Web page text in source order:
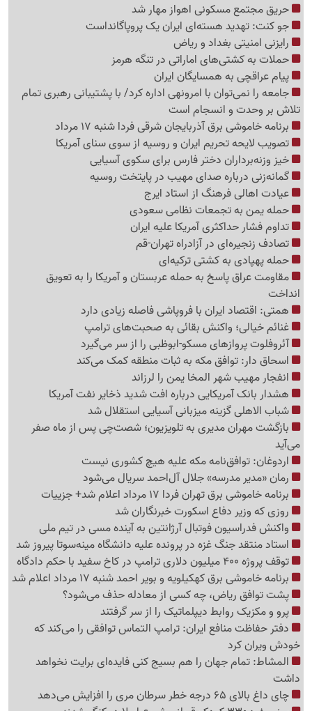
حریق مجتمع مسکونی اهواز مهار شد
جو کنت: تهدید هسته‌ای ایران یک پروپاگانداست
رایزنی امنیتی بغداد و ریاض
حملات به کشتی‌های اماراتی در تنگه هرمز
پیام عراقچی به همسایگان ایران
جامعه را نمی‌توان با امرونهی اداره کرد/ با پشتیبانی رهبری تمام
تلاش بر وحدت و انسجام است
برنامه خاموشی برق آذربایجان شرقی فردا شنبه 17 مرداد
تصویب لایحه تحریم ایران و روسیه از سوی سنای آمریکا
خیز وزنه‌برداران دختر فارس برای سکوی آسیایی
گمانه‌زنی درباره صدای مهیب در پایتخت روسیه
عیادت اهالی فرهنگ از استاد ایرج
حمله یمن به تجمعات نظامی سعودی
تداوم فشار حداکثری آمریکا علیه ایران
تصادف زنجیره‌ای در آزادراه تهران-قم
حمله پهپادی به کشتی ترکیه‌ای
مقاومت عراق پاسخ به حمله عربستان و آمریکا را به تعویق
انداخت
همتی: اقتصاد ایران با فروپاشی فاصله زیادی دارد
غنائم خیالی؛ واکنش بقائی به صحبت‌های ترامپ
آئروفلوت پروازهای مسکو-ابوظبی را از سر می‌گیرد
اسحاق دار: توافق مکه به ثبات منطقه کمک می‌کند
انفجار مهیب شهر المخا یمن را لرزاند
هشدار بانک آمریکایی درباره افت شدید ذخایر نفت آمریکا
شباب الاهلی گزینه میزبانی آسیایی استقلال شد
بازگشت مهران مدیری به تلویزیون؛ شصت‌چی پس از ماه صفر
می‌آید
اردوغان: توافق‌نامه مکه علیه هیچ کشوری نیست
رمان «مدیر مدرسه» جلال آل‌احمد سریال می‌شود
برنامه خاموشی برق تهران فردا 17 مرداد اعلام شد+ جزییات
روزی که وزیر دفاع اسکورت خبرنگاران شد
واکنش فدراسیون فوتبال آرژانتین به آینده مسی در تیم ملی
استاد منتقد جنگ غزه در پرونده علیه دانشگاه مینه‌سوتا پیروز شد
توقف پروژه 400 میلیون دلاری ترامپ در کاخ سفید با حکم دادگاه
برنامه خاموشی برق کهکیلویه و بویر احمد شنبه 17 مرداد اعلام شد
پشت توافق ریاض، چه کسی از معادله حذف می‌شود؟
پرو و مکزیک روابط دیپلماتیک را از سر گرفتند
دفتر حفاظت منافع ایران: ترامپ التماس توافقی را می‌کند که
خودش ویران کرد
المشاط: تمام جهان را هم بسیج کنی فایده‌ای برایت نخواهد
داشت
چای داغ بالای 65 درجه خطر سرطان مری را افزایش می‌دهد